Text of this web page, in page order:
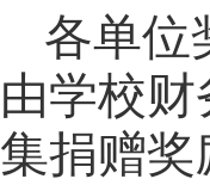
各单位
由学校
集捐赠